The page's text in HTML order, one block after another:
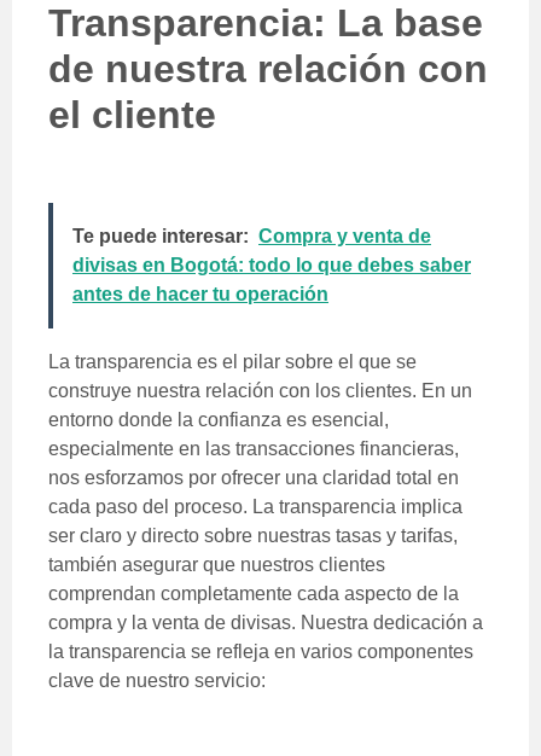
Transparencia: La base
de nuestra relación con
el cliente
Te puede interesar: Compra y venta de
divisas en Bogotá: todo lo que debes saber
antes de hacer tu operación
La transparencia es el pilar sobre el que se
construye nuestra relación con los clientes. En un
entorno donde la confianza es esencial,
especialmente en las transacciones financieras,
nos esforzamos por ofrecer una claridad total en
cada paso del proceso. La transparencia implica
ser claro y directo sobre nuestras tasas y tarifas,
también asegurar que nuestros clientes
comprendan completamente cada aspecto de la
compra y la venta de divisas. Nuestra dedicación a
la transparencia se refleja en varios componentes
clave de nuestro servicio: